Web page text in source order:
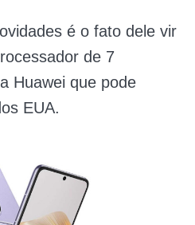
é o fato dele vir
de 7
Huawei que pode
EUA.